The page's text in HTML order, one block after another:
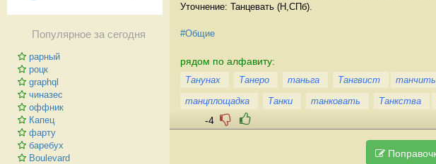
Популярное за сегодня
рарный
роцк
graphql
чиназес
оффник
Капец
фарту
баребух
Boulevard
Уточнение: Танцевать (Н,СПб).
#Общие
рядом по алфавиту:
Танунах Танеро таньга Тангвист танчить
танцплощадка
Танки танковать Танкства
-4